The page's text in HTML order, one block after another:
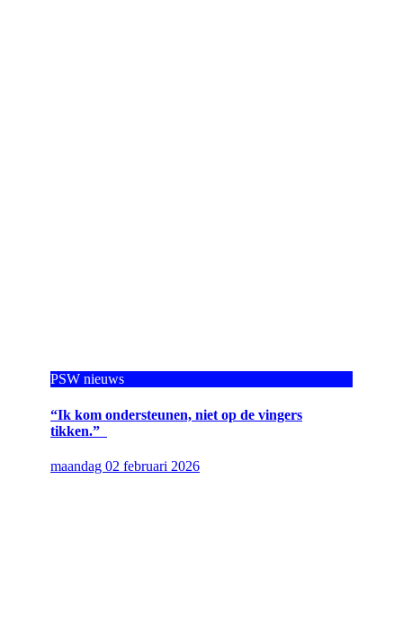
PSW nieuws
“Ik kom ondersteunen, niet op de vingers
tikken.”
maandag 02 februari 2026